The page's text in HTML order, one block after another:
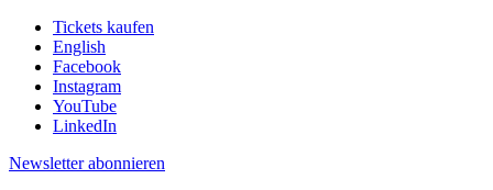
Tickets kaufen
English
Facebook
Instagram
YouTube
LinkedIn
Newsletter abonnieren